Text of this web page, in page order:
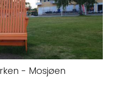
- Mosjøen